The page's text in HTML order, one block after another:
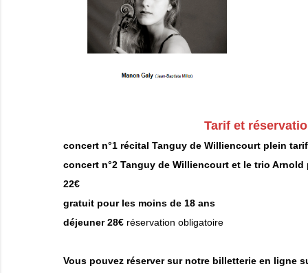
Tarif et
concert n°1 récital Tanguy de Williencourt plein
concert n°2 Tanguy de Williencourt et le trio
22€
gratuit pour les moins de 18 ans
déjeuner 28€ réservation obligatoire
Vous pouvez réserver sur notre billetterie en ligne